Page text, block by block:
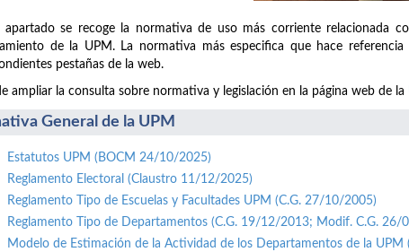
apartado se recoge la normativa de uso más corriente relacionada
de la UPM. La normativa más especifica que hace
pestañas de la web.
ampliar la consulta sobre normativa y legislación en la página web de la
General de la UPM
Estatutos UPM (BOCM 24/10/2025)
Reglamento Electoral (Claustro 11/12/2025)
Reglamento Tipo de Escuelas y Facultades UPM (C.G. 27/10/2005)
Reglamento Tipo de Departamentos (C.G. 19/12/2013; Modif. C.G. 26/
Modelo de Estimación de la Actividad de los Departamentos de la UPM